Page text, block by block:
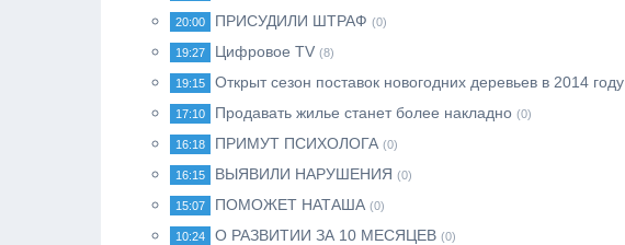
20:00 ПРИСУДИЛИ ШТРАФ (0)
19:27 Цифровое TV (8)
19:15 Открыт сезон поставок новогодних деревьев в 2014 году
17:10 Продавать жилье станет более накладно (0)
16:18 ПРИМУТ ПСИХОЛОГА (0)
16:15 ВЫЯВИЛИ НАРУШЕНИЯ (0)
15:07 ПОМОЖЕТ НАТАША (0)
10:24 О РАЗВИТИИ ЗА 10 МЕСЯЦЕВ (0)